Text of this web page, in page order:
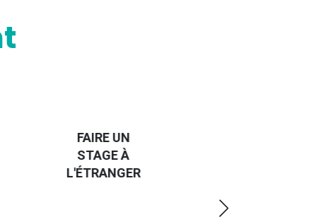
TROUVER
UN JOB À
L'ÉTRANGER